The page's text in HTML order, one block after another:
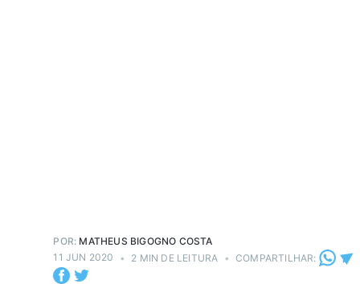
POR: MATHEUS BIGOGNO COSTA
11 JUN 2020
• 2 MIN DE LEITURA • COMPARTILHAR: